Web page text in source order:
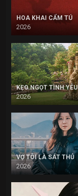
HOA KHAI CẨM TÚ
2026
KẸO NGỌT TÌNH YÊU
2026
VỢ TÔI LÀ SÁT THỦ
2026